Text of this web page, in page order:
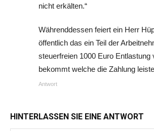
nicht erkälten.“
Währenddessen feiert ein Herr
öffentlich das ein Teil der
steuerfreien 1000 Euro Entlastung
bekommt welche die Zahlung
Antwort
HINTERLASSEN SIE EINE ANTWORT